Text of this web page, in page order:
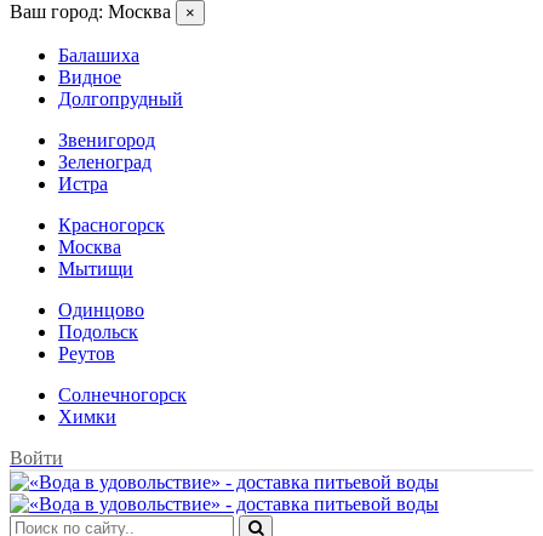
Ваш город: Москва ×
Балашиха
Видное
Долгопрудный
Звенигород
Зеленоград
Истра
Красногорск
Москва
Мытищи
Одинцово
Подольск
Реутов
Солнечногорск
Химки
Войти